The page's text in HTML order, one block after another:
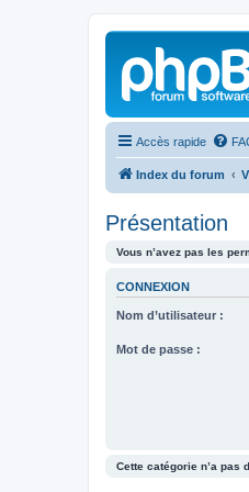
Accès rapide
Index du forum
Présentation
Vous n’avez pas les
CONNEXION
Nom d’utilisateur :
Mot de passe :
Cette catégorie n’a pas